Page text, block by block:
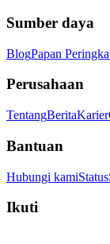
Sumber daya
BlogPapan
Perusahaan
TentangBeritaKarier
Bantuan
Hubungi kamiStatus
Ikuti